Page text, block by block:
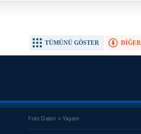
TÜMÜNÜ GÖSTER
Foto Galeri » Yaşam